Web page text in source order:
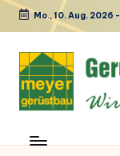
Skip
content
Mo., 10. Aug. 2026 -
Spezialist